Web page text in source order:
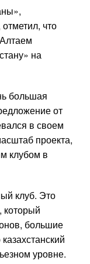
что
на
большая
от
в своем
проекта,
клубом в
клуб. Это
который
большие
уровне.